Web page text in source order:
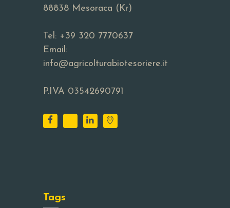
88838 Mesoraca (Kr)
Tel: +39 320 7770637
Email:
info@agricolturabiotesoriere.it
P.IVA 03542690791
Tags